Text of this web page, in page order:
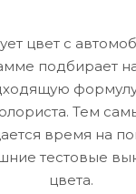
цвет с
подбирает
Тем
время на
тестовые
цвета.